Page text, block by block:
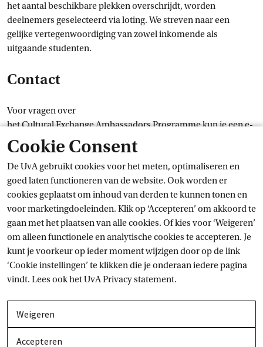
Cookie Consent
De UvA gebruikt cookies voor het meten, optimaliseren en
goed laten functioneren van de website. Ook worden er
cookies geplaatst om inhoud van derden te kunnen tonen en
voor marketingdoeleinden. Klik op ‘Accepteren’ om akkoord te
gaan met het plaatsen van alle cookies. Of kies voor ‘Weigeren’
om alleen functionele en analytische cookies te accepteren. Je
kunt je voorkeur op ieder moment wijzigen door op de link
‘Cookie instellingen’ te klikken die je onderaan iedere pagina
vindt. Lees ook hetUvA Privacy statement.
Weigeren
Accepteren
het aantal beschikbare plekken overschrijdt, worden
deelnemers geselecteerd via loting. We streven naar een
gelijke vertegenwoordiging van zowel inkomende als
uitgaande studenten.
Contact
Voor vragen over
het Cultural Exchange Ambassadors Programme kun je een e-
mail sturen naarglobal@uva.nl
Testimonials
Voor testimonials van zowel
internationale uitwisselingsstudenten aan de UvA als huidige
UvA-studenten die in het buitenland hebben gestudeerd,
raadpleeg deUvA World Mapen kies je bestemming(en).